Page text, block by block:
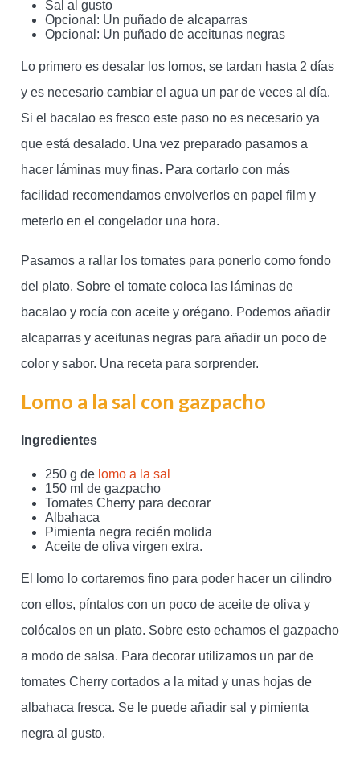
Sal al gusto
Opcional: Un puñado de alcaparras
Opcional: Un puñado de aceitunas negras
Lo primero es desalar los lomos, se tardan hasta 2 días
y es necesario cambiar el agua un par de veces al día.
Si el bacalao es fresco este paso no es necesario ya
que está desalado. Una vez preparado pasamos a
hacer láminas muy finas. Para cortarlo con más
facilidad recomendamos envolverlos en papel film y
meterlo en el congelador una hora.
Pasamos a rallar los tomates para ponerlo como fondo
del plato. Sobre el tomate coloca las láminas de
bacalao y rocía con aceite y orégano. Podemos añadir
alcaparras y aceitunas negras para añadir un poco de
color y sabor. Una receta para sorprender.
Lomo a la sal con gazpacho
Ingredientes
250 g de lomo a la sal
150 ml de gazpacho
Tomates Cherry para decorar
Albahaca
Pimienta negra recién molida
Aceite de oliva virgen extra.
El lomo lo cortaremos fino para poder hacer un cilindro
con ellos, píntalos con un poco de aceite de oliva y
colócalos en un plato. Sobre esto echamos el gazpacho
a modo de salsa. Para decorar utilizamos un par de
tomates Cherry cortados a la mitad y unas hojas de
albahaca fresca. Se le puede añadir sal y pimienta
negra al gusto.